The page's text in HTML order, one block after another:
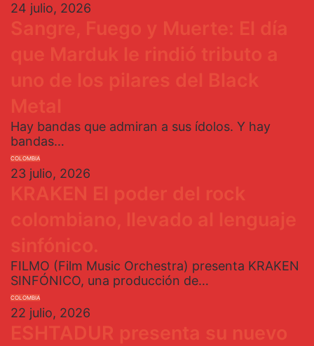
24 julio, 2026
Sangre, Fuego y Muerte: El día
que Marduk le rindió tributo a
uno de los pilares del Black
Metal
Hay bandas que admiran a sus ídolos. Y hay
bandas…
COLOMBIA
23 julio, 2026
KRAKEN El poder del rock
colombiano, llevado al lenguaje
sinfónico.
FILMO (Film Music Orchestra) presenta KRAKEN
SINFÓNICO, una producción de…
COLOMBIA
22 julio, 2026
ESHTADUR presenta su nuevo